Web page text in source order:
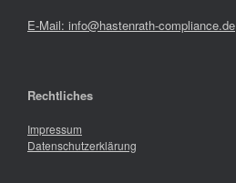
E-Mail: info@hastenrath-compliance.de
Rechtliches
Impressum
Datenschutzerklärung